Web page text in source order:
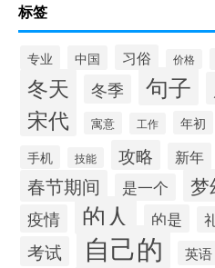
标签
专业 中国 习俗 价格
冬天 冬季 句子
宋代 寓意 工作 年初
手机 技能 攻略 新年
春节期间 是一个 梦
疫情
的人 的是
考试 自己的 英语